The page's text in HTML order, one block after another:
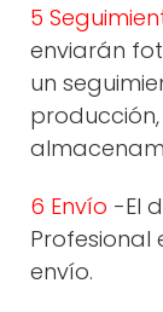
5
enviarán
un
6 Envío -El
envío.